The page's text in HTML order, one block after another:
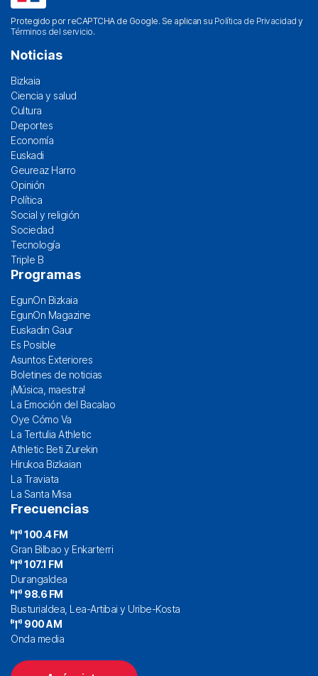
Protegido por reCAPTCHA de Google. Se aplican su Política de Privacidad y
Términos del servicio.
Noticias
Bizkaia
Ciencia y salud
Cultura
Deportes
Economía
Euskadi
Geureaz Harro
Opinión
Política
Social y religión
Sociedad
Tecnología
Triple B
Programas
EgunOn Bizkaia
EgunOn Magazine
Euskadin Gaur
Es Posible
Asuntos Exteriores
Boletines de noticias
¡Música, maestra!
La Emoción del Bacalao
Oye Cómo Va
La Tertulia Athletic
Athletic Beti Zurekin
Hirukoa Bizkaian
La Traviata
La Santa Misa
Frecuencias
100.4 FM
Gran Bilbao y Enkarterri
107.1 FM
Durangaldea
98.6 FM
Busturialdea, Lea-Artibai y Uribe-Kosta
900 AM
Onda media